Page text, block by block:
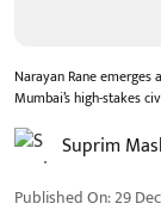
Narayan Rane emerges
Mumbai’s high-stakes
Suprim
Published On:29